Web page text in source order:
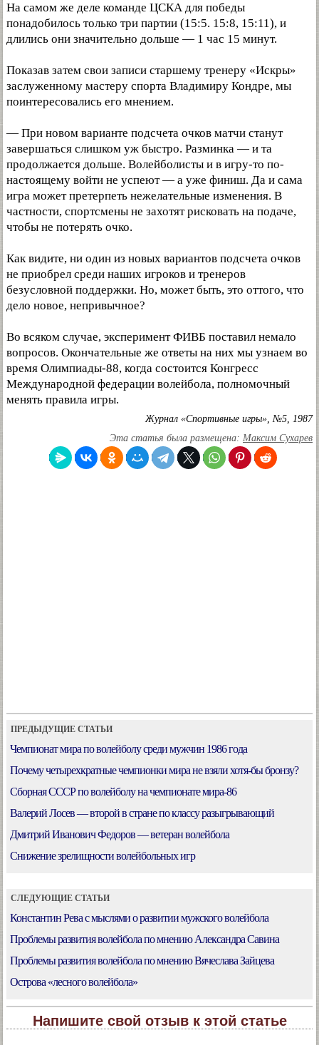
На самом же деле команде ЦСКА для победы
понадобилось только три партии (15:5. 15:8, 15:11), и
длились они значительно дольше — 1 час 15 минут.
Показав затем свои записи старшему тренеру «Искры»
заслуженному мастеру спорта Владимиру Кондре, мы
поинтересовались его мнением.
— При новом варианте подсчета очков матчи станут
завершаться слишком уж быстро. Разминка — и та
продолжается дольше. Волейболисты и в игру-то по-
настоящему войти не успеют — а уже финиш. Да и сама
игра может претерпеть нежелательные изменения. В
частности, спортсмены не захотят рисковать на подаче,
чтобы не потерять очко.
Как видите, ни один из новых вариантов подсчета очков
не приобрел среди наших игроков и тренеров
безусловной поддержки. Но, может быть, это оттого, что
дело новое, непривычное?
Во всяком случае, эксперимент ФИВБ поставил немало
вопросов. Окончательные же ответы на них мы узнаем во
время Олимпиады-88, когда состоится Конгресс
Международной федерации волейбола, полномочный
менять правила игры.
Журнал «Спортивные игры», №5, 1987
Эта статья была размещена: Максим Сухарев
ПРЕДЫДУЩИЕ СТАТЬИ
Чемпионат мира по волейболу среди мужчин 1986 года
Почему четырехкратные чемпионки мира не взяли хотя-бы бронзу?
Cборная СССР по волейболу на чемпионате мира-86
Валерий Лосев — второй в стране по классу разыгрывающий
Дмитрий Иванович Федоров — ветеран волейбола
Снижение зрелищности волейбольных игр
СЛЕДУЮЩИЕ СТАТЬИ
Константин Рева с мыслями о развитии мужского волейбола
Проблемы развития волейбола по мнению Александра Савина
Проблемы развития волейбола по мнению Вячеслава Зайцева
Острова «лесного волейбола»
Напишите свой отзыв к этой статье